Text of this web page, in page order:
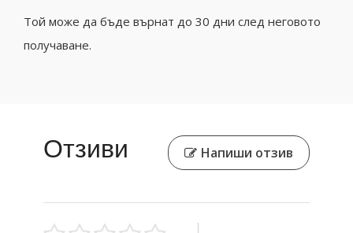
Той може да бъде върнат до 30 дни след неговото
получаване.
Отзиви Напиши отзив